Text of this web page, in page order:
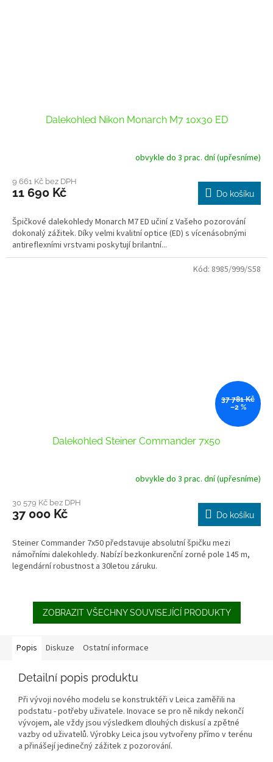
Dalekohled Nikon Monarch M7 10x30 ED
obvykle do 3 prac. dní (upřesníme)
9 661 Kč bez DPH
11 690 Kč Do košíku
Špičkové dalekohledy Monarch M7 ED učiní z Vašeho pozorování
dokonalý zážitek. Díky velmi kvalitní optice (ED) s vícenásobnými
antireflexními vrstvami poskytují brilantní...
37 781 Kč
–2 %
Dalekohled Steiner Commander 7x50
obvykle do 3 prac. dní (upřesníme)
30 579 Kč bez DPH
37 000 Kč Do košíku
Steiner Commander 7x50 představuje absolutní špičku mezi
námořními dalekohledy. Nabízí bezkonkurenční zorné pole 145 m,
legendární robustnost a 30letou záruku.
Kód: 8985/999/S58
ZOBRAZIT VŠECHNY SOUVISEJÍCÍ PRODUKTY
Popis Diskuze Ostatní informace
Detailní popis produktu
Při vývoji nového modelu se konstruktéři v Leica zaměřili na
podstatu - potřeby uživatele. Inovace se pro ně nikdy nekončí
vývojem, ale vždy jsou výsledkem dlouhých diskusí a zpětné
vazby od uživatelů. Výrobky Leica jsou vytvořeny přímo v terénu
a přinášejí jedinečný zážitek z pozorování.